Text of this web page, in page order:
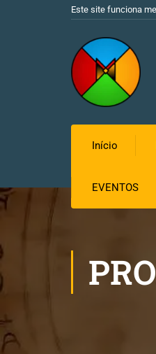
Este site funciona
Início
EVENTOS